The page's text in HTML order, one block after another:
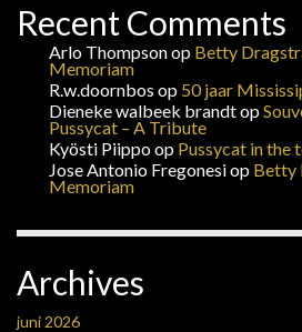
Recent Comments
Arlo Thompsonop Betty
Memoriam
R.w.doornbos op 50 jaar
Dieneke walbeek brandtop
Pussycat – A Tribute
Kyösti Piippoop Pussycat in the
Jose Antonio Fregonesiop Betty
Memoriam
Archives
juni 2026